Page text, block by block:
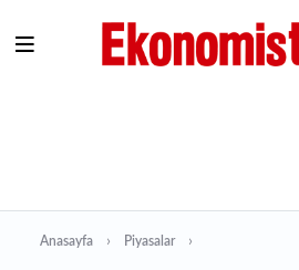
Anasayfa Piyasalar